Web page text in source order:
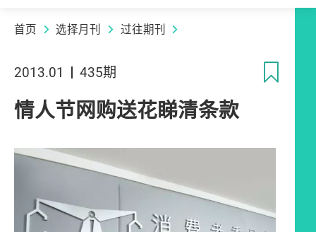
首页 选择月刊 过往期刊
2013.01 435期
情人节网购送花睇清条款